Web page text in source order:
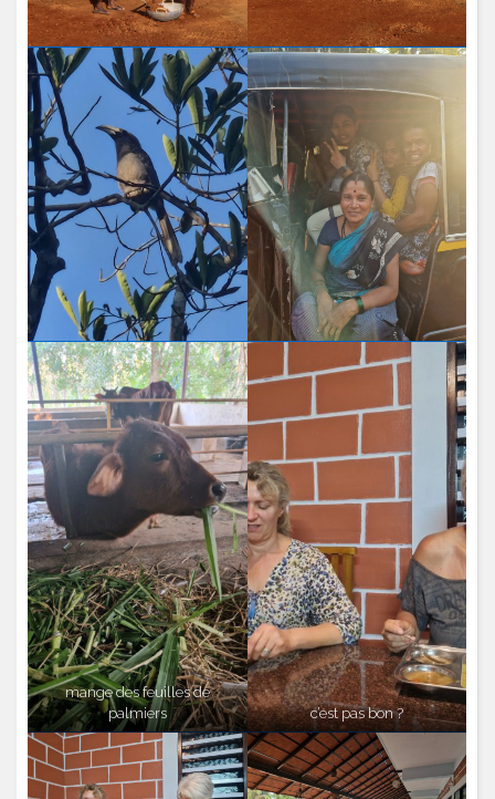
mange des feuilles de
palmiers
c’est pas bon ?